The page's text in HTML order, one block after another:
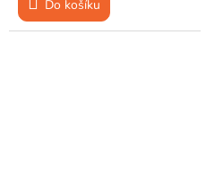
Do košíku